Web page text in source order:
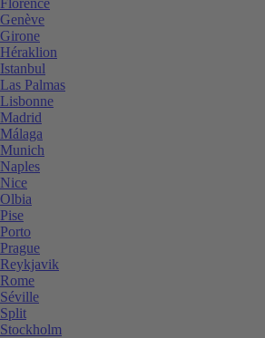
Genève
Girone
Héraklion
Istanbul
Las Palmas
Lisbonne
Madrid
Málaga
Munich
Naples
Nice
Olbia
Pise
Porto
Prague
Reykjavik
Rome
Séville
Split
Stockholm